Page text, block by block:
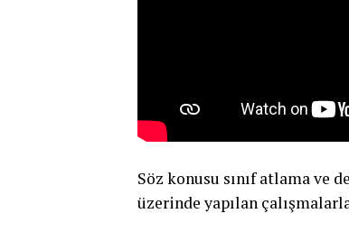
Söz konusu sınıf atlama ve
üzerinde yapılan